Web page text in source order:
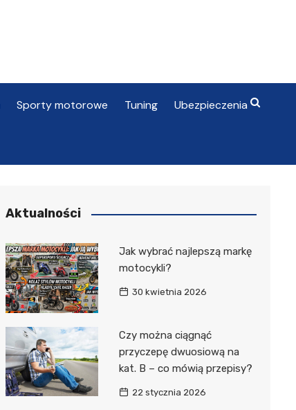
Sporty motorowe Tuning Ubezpieczenia
Aktualności
Jak wybrać najlepszą markę
motocykli?
30 kwietnia 2026
Czy można ciągnąć
przyczepę dwuosiową na
kat. B – co mówią przepisy?
22 stycznia 2026